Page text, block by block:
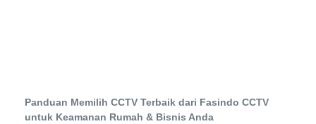
Panduan Memilih CCTV Terbaik dari Fasindo CCTV
untuk Keamanan Rumah & Bisnis Anda